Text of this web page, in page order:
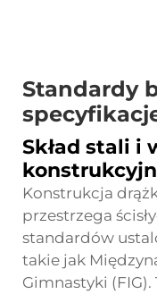
Standardy
Skład stali i
Konstrukcja
przestrzega
standardów
takie jak
Gimnastyki (FIG).